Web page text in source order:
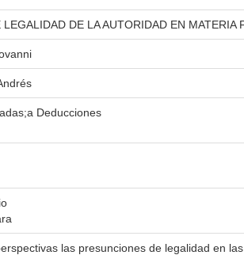
DE LA AUTORIDAD EN
Deducciones
las presunciones de legalidad en